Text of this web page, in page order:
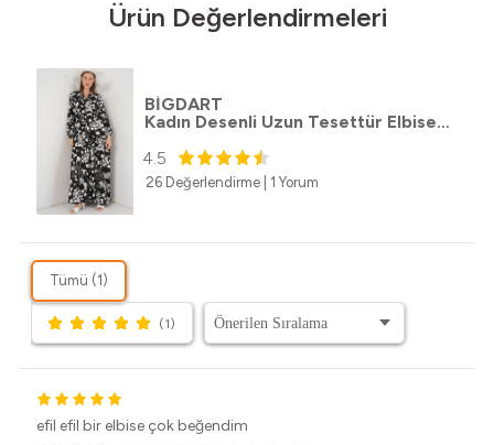
Ürün Değerlendirmeleri
BİGDART
Kadın Desenli Uzun Tesettür Elbise 2585 - Siyah - Beyaz 1
4.5
26 Değerlendirme 1 Yorum
Tümü (1)
(1)
efil efil bir elbise çok beğendim